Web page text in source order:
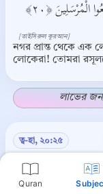
Quran
﴿٢٠﴾
নগর প্রান্ত থেকে
লোকেরা! তোমরা
[তাইসিরুল কুরআন]
লাভের
ত্ব-হা, ২০:২৫
Copy